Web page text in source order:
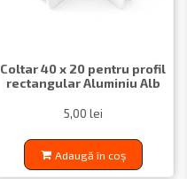
Coltar 40 x 20 pentru profil
rectangular Aluminiu Alb
5,00 lei
Adaugă în coș